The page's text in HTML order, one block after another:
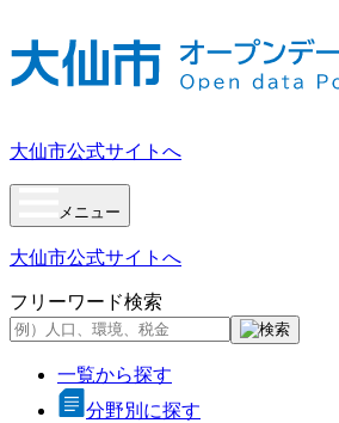
キ
ッ
し
て
内
大仙市公式サイトへ
メニュー
大仙市公式サイトへ
フリーワード検索
一覧から探す
分野別に探す